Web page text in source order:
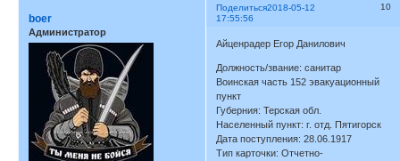
Поделиться 10
2018-05-12
17:55:56
boer
Администратор
Айценрадер Егор Данилович
Должность/звание: санитар
Воинская часть 152 эвакуационный
пункт
Губерния: Терская обл.
Населенный пункт: г. отд. Пятигорск
Дата поступления: 28.06.1917
Тип карточки: Отчетно-